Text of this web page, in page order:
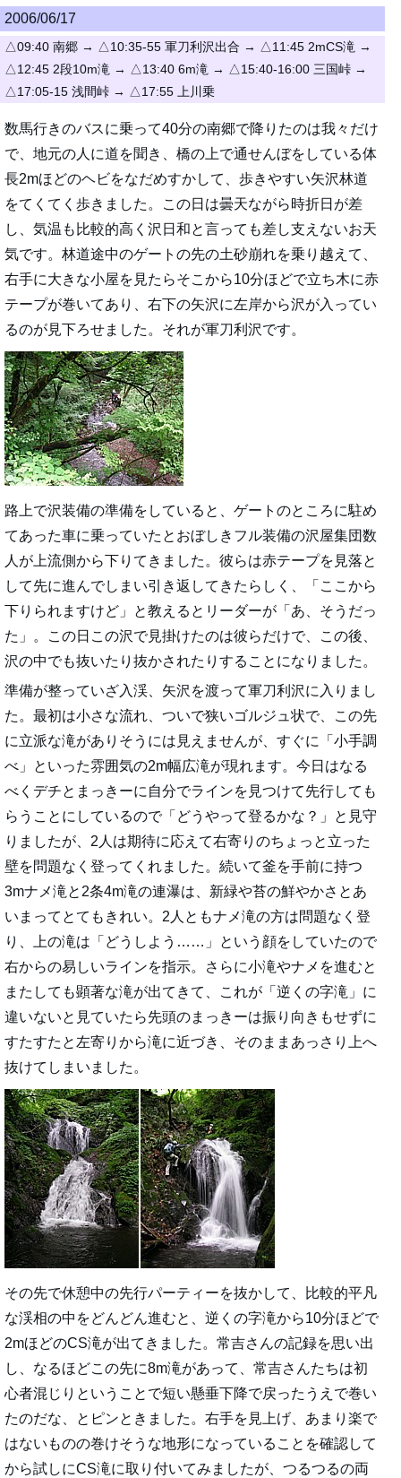
2006/06/17
△09:40 南郷 → △10:35-55 軍刀利沢出合 → △11:45 2mCS滝 →
△12:45 2段10m滝 → △13:40 6m滝 → △15:40-16:00 三国峠 →
△17:05-15 浅間峠 → △17:55 上川乗
数馬行きのバスに乗って40分の南郷で降りたのは我々だけ
で、地元の人に道を聞き、橋の上で通せんぼをしている体
長2mほどのヘビをなだめすかして、歩きやすい矢沢林道
をてくてく歩きました。この日は曇天ながら時折日が差
し、気温も比較的高く沢日和と言っても差し支えないお天
気です。林道途中のゲートの先の土砂崩れを乗り越えて、
右手に大きな小屋を見たらそこから10分ほどで立ち木に赤
テープが巻いてあり、右下の矢沢に左岸から沢が入ってい
るのが見下ろせました。それが軍刀利沢です。
路上で沢装備の準備をしていると、ゲートのところに駐め
てあった車に乗っていたとおぼしきフル装備の沢屋集団数
人が上流側から下りてきました。彼らは赤テープを見落と
して先に進んでしまい引き返してきたらしく、「ここから
下りられますけど」と教えるとリーダーが「あ、そうだっ
た」。この日この沢で見掛けたのは彼らだけで、この後、
沢の中でも抜いたり抜かされたりすることになりました。
準備が整っていざ入渓、矢沢を渡って軍刀利沢に入りまし
た。最初は小さな流れ、ついで狭いゴルジュ状で、この先
に立派な滝がありそうには見えませんが、すぐに「小手調
べ」といった雰囲気の2m幅広滝が現れます。今日はなる
べくデチとまっきーに自分でラインを見つけて先行しても
らうことにしているので「どうやって登るかな？」と見守
りましたが、2人は期待に応えて右寄りのちょっと立った
壁を問題なく登ってくれました。続いて釜を手前に持つ
3mナメ滝と2条4m滝の連瀑は、新緑や苔の鮮やかさとあ
いまってとてもきれい。2人ともナメ滝の方は問題なく登
り、上の滝は「どうしよう……」という顔をしていたので
右からの易しいラインを指示。さらに小滝やナメを進むと
またしても顕著な滝が出てきて、これが「逆くの字滝」に
違いないと見ていたら先頭のまっきーは振り向きもせずに
すたすたと左寄りから滝に近づき、そのままあっさり上へ
抜けてしまいました。
その先で休憩中の先行パーティーを抜かして、比較的平凡
な渓相の中をどんどん進むと、逆くの字滝から10分ほどで
2mほどのCS滝が出てきました。常吉さんの記録を思い出
し、なるほどこの先に8m滝があって、常吉さんたちは初
心者混じりということで短い懸垂下降で戻ったうえで巻い
たのだな、とピンときました。右手を見上げ、あまり楽で
はないものの巻けそうな地形になっていることを確認して
から試しにCS滝に取り付いてみましたが、つるつるの両